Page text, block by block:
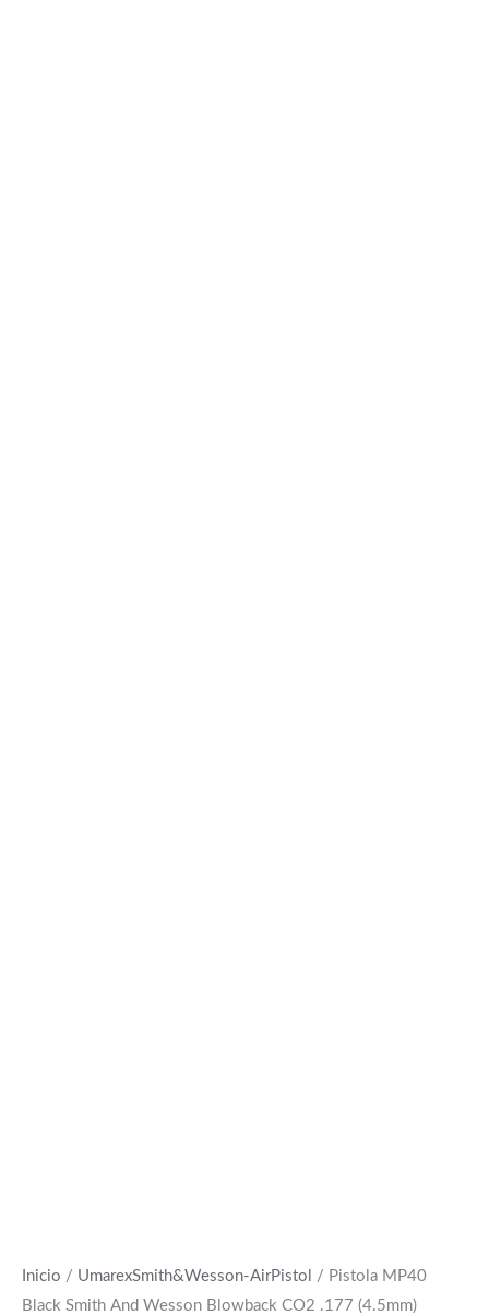
Inicio / UmarexSmith&Wesson-AirPistol
/ Pistola MP40
Black Smith And Wesson Blowback CO2 .177 (4.5mm)